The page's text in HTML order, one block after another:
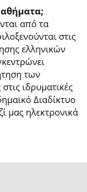
από τα
στις
ελληνικών
των
ιδρυματικές
Διαδίκτυο
μας ηλεκτρονικά